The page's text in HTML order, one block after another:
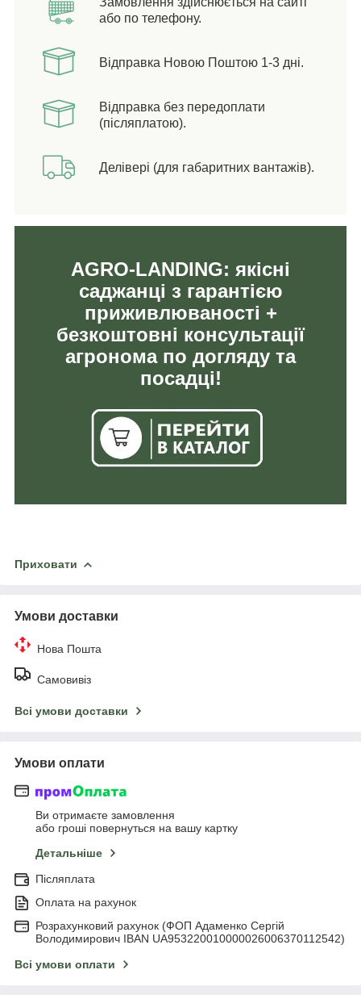
або по телефону.
Відправка Новою Поштою 1-3 дні.
Відправка без передоплати
(післяплатою).
Делівері (для габаритних вантажів).
AGRO-LANDING: якісні
саджанці з гарантією
приживлюваності +
безкоштовні консультації
агронома по догляду та
посадці!
Приховати
Умови доставки
Нова Пошта
Самовивіз
Всі умови доставки
Умови оплати
Ви отримаєте замовлення
або гроші повернуться на вашу картку
Детальніше
Післяплата
Оплата на рахунок
Розрахунковий рахунок (ФОП Адаменко Сергій
Володимирович IBAN UA953220010000026006370112542)
Всі умови оплати